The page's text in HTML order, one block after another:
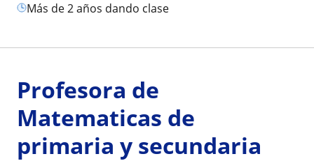
más de 2 años dando clase
Profesora de
Matematicas de
primaria y secundaria